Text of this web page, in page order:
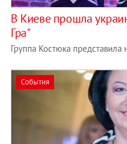
В Киеве прошла
Гра"
Группа Костюка
События